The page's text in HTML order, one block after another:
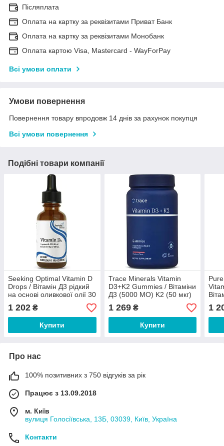
Післяплата
Оплата на картку за реквізитами Приват Банк
Оплата на картку за реквізитами Монобанк
Оплата картою Visa, Mastercard - WayForPay
Всі умови оплати
Умови повернення
Повернення товару впродовж 14 днів за рахунок покупця
Всі умови повернення
Подібні товари компанії
Seeking Optimal Vitamin D
Drops / Вітамін Д3 рідкий
на основі оливкової олії 30
1 202 ₴
Купити
Trace Minerals Vitamin
D3+K2 Gummies / Вітаміни
Д3 (5000 МО) K2 (50 мкг)
жувальних мармеладок
1 269₴
Купити
1
Про нас
100% позитивних з 750 відгуків за рік
Працює з 13.09.2018
м. Київ
вулиця Голосіївська, 13Б, 03039, Київ, Україна
Контакти